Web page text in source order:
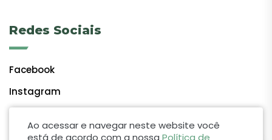
Redes Sociais
Facebook
Instagram
Ao acessar e navegar neste website você
está de acordo com a nossa Política de